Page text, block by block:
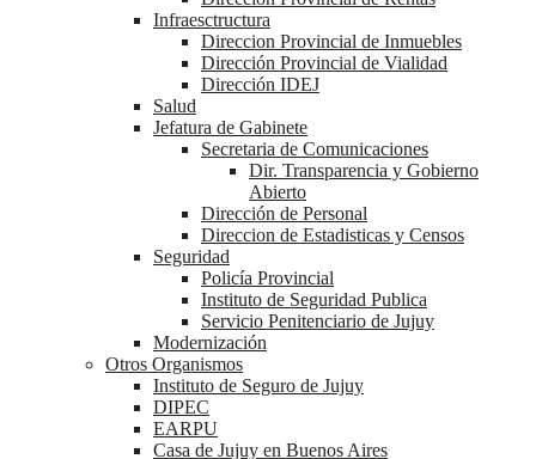
Infraesctructura
Direccion Provincial de Inmuebles
Dirección Provincial de Vialidad
Dirección IDEJ
Salud
Jefatura de Gabinete
Secretaria de Comunicaciones
Dir. Transparencia y Gobierno
Abierto
Dirección de Personal
Direccion de Estadisticas y Censos
Seguridad
Policía Provincial
Instituto de Seguridad Publica
Servicio Penitenciario de Jujuy
Modernización
Otros Organismos
Instituto de Seguro de Jujuy
DIPEC
EARPU
Casa de Jujuy en Buenos Aires